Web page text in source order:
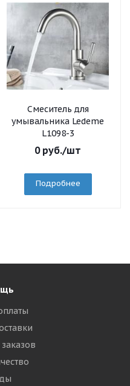
Смеситель для
умывальника Ledeme
L1098-3
0руб./шт
Подробнее